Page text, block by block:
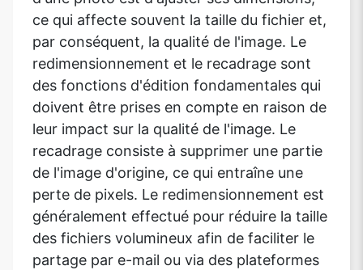
ce qui affecte souvent la taille du fichier et,
par conséquent, la qualité de l'image. Le
redimensionnement et le recadrage sont
des fonctions d'édition fondamentales qui
doivent être prises en compte en raison de
leur impact sur la qualité de l'image. Le
recadrage consiste à supprimer une partie
de l'image d'origine, ce qui entraîne une
perte de pixels. Le redimensionnement est
généralement effectué pour réduire la taille
des fichiers volumineux afin de faciliter le
partage par e-mail ou via des plateformes